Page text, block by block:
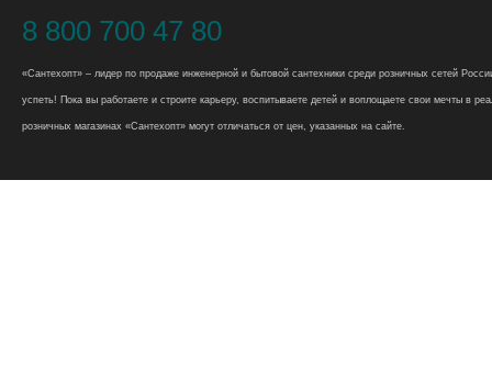
8 800 700 47 80
«Сантехопт» – лидер по продаже инженерной и бытовой сантехники среди розничных сетей
успеть! Пока вы работаете и строите карьеру, воспитываете детей и воплощаете свои мечты в
розничных магазинах «Сантехопт» могут отличаться от цен, указанных на сайте.